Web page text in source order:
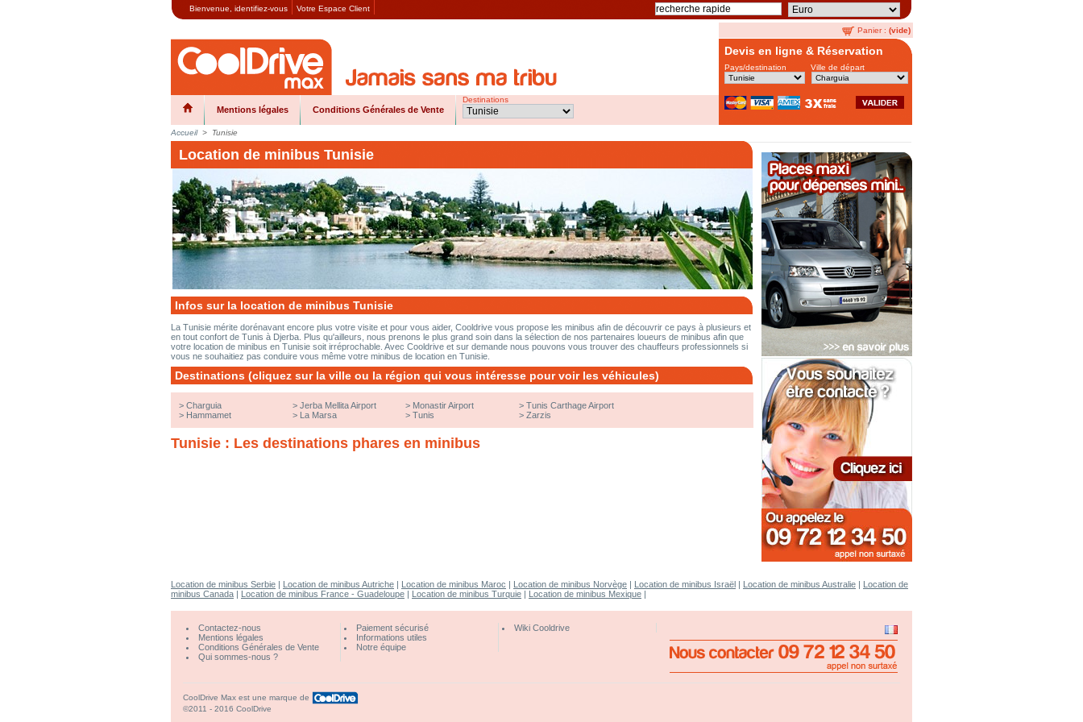
Panier : (vide)
Bienvenue, identifiez-vous Votre Espace Client
Devis en ligne & Réservation
Pays/destination Ville de départ
Mentions légales Conditions Générales de Vente
Destinations
Accueil > Tunisie
Location de minibus Tunisie
Infos sur la location de minibus Tunisie
La Tunisie mérite dorénavant encore plus votre visite et pour vous aider, Cooldrive vous propose les minibus afin de découvrir ce pays à plusieurs et
en tout confort de Tunis à Djerba. Plus qu'ailleurs, nous prenons le plus grand soin dans la sélection de nos partenaires loueurs de minibus afin que
votre location de minibus en Tunisie soit irréprochable. Avec Cooldrive et sur demande nous pouvons vous trouver des chauffeurs professionnels si
vous ne souhaitiez pas conduire vous même votre minibus de location en Tunisie.
Destinations (cliquez sur la ville ou la région qui vous intéresse pour voir les véhicules)
> Charguia
> Hammamet
> Jerba Mellita Airport
> La Marsa
> Monastir Airport
>Tunis
> Tunis Carthage Airport
> Zarzis
Tunisie : Les destinations phares en minibus
Location de minibus Serbie | Location de minibus Autriche | Location de minibus Maroc | Location de minibus Norvège | Location de minibus Israël | Location de minibus Australie | Location de
minibus Canada | Location de minibus France - Guadeloupe | Location de minibus Turquie | Location de minibus Mexique |
Contactez-nous
Mentions légales
Conditions Générales de Vente
Qui sommes-nous ?
Paiement sécurisé
Informations utiles
Notre équipe
Wiki Cooldrive
CoolDrive Max est une marque de
©2011 - 2016 CoolDrive